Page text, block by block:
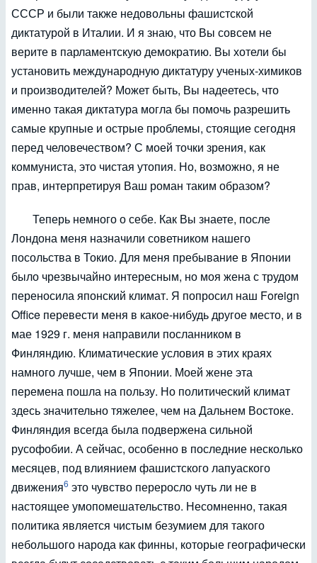
СССР и были также недовольны фашистской
диктатурой в Италии. И я знаю, что Вы совсем не
верите в парламентскую демократию. Вы хотели бы
установить международную диктатуру ученых-химиков
и производителей? Может быть, Вы надеетесь, что
именно такая диктатура могла бы помочь разрешить
самые крупные и острые проблемы, стоящие сегодня
перед человечеством? С моей точки зрения, как
коммуниста, это чистая утопия. Но, возможно, я не
прав, интерпретируя Ваш роман таким образом?
Теперь немного о себе. Как Вы знаете, после
Лондона меня назначили советником нашего
посольства в Токио. Для меня пребывание в Японии
было чрезвычайно интересным, но моя жена с трудом
переносила японский климат. Я попросил наш Foreign
Office перевести меня в какое-нибудь другое место, и в
мае 1929 г. меня направили посланником в
Финляндию. Климатические условия в этих краях
намного лучше, чем в Японии. Моей жене эта
перемена пошла на пользу. Но политический климат
здесь значительно тяжелее, чем на Дальнем Востоке.
Финляндия всегда была подвержена сильной
русофобии. А сейчас, особенно в последние несколько
месяцев, под влиянием фашистского лапуаского
движения6 это чувство переросло чуть ли не в
настоящее умопомешательство. Несомненно, такая
политика является чистым безумием для такого
небольшого народа как финны, которые географически